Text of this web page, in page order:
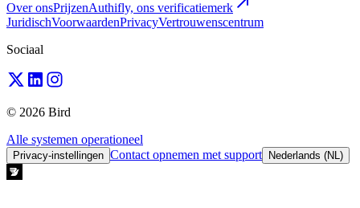
Over onsPrijzenAuthifly, ons verificatiemerk
JuridischVoorwaardenPrivacyVertrouwenscentrum
Sociaal
© 2026 Bird
Alle systemen operationeel
Privacy-instellingen Contact opnemen met support Nederlands (NL)